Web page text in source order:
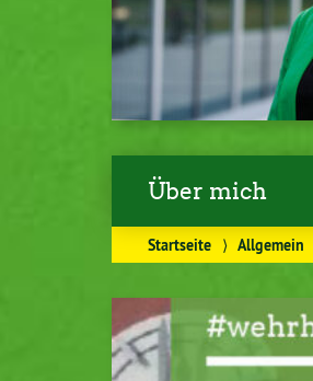
Über mich
Startseite ⟩ Allgemein